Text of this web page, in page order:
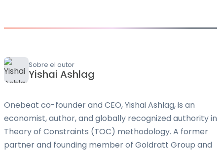
Sobre el autor
Yishai Ashlag
Onebeat co-founder and CEO, Yishai Ashlag, is an
economist, author, and globally recognized authority in
Theory of Constraints (TOC) methodology. A former
partner and founding member of Goldratt Group and